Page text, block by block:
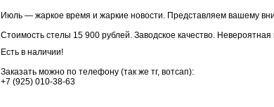
Июль — жаркое время и жаркие новости. Представляем вашему
Стоимость стелы 15 900 рублей. Заводское качество. Невероятная
Есть в наличии!
Заказать можно по телефону (так же тг, вотсап):
+7 (925) 010-38-63